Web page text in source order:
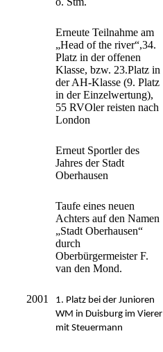
Erneute Teilnahme am
„Head of the river“,34.
Platz in der offenen
Klasse, bzw. 23.Platz in
der AH-Klasse (9. Platz
in der Einzelwertung),
55 RVOler reisten nach
London
Erneut Sportler des
Jahres der Stadt
Oberhausen
Taufe eines neuen
Achters auf den Namen
„Stadt Oberhausen“
durch
Oberbürgermeister F.
van den Mond.
2001
1. Platz bei der Junioren
WM in Duisburg im Vierer
mit Steuermann